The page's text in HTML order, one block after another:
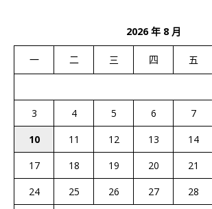
2026 年 8 月
一 二 三 四 五
3
4 5 6 7
10
11 12 13 14
17
18 19 20 21
24
25 26 27 28